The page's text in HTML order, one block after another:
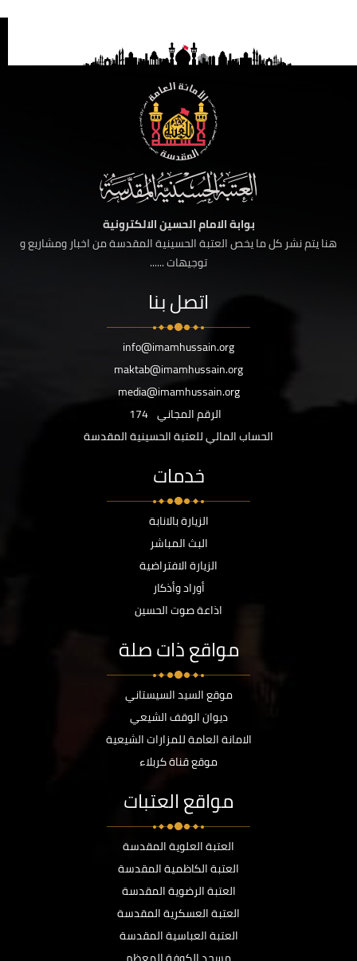
بوابة الامام الحسين الالكترونية
هنا يتم نشر كل ما يخص العتبة الحسينية المقدسة من اخبار ومشاريع و
توجيهات ......
اتصل بنا
info@imamhussain.org
maktab@imamhussain.org
media@imamhussain.org
الرقم المجاني 174
الحساب المالي للعتبة الحسينية المقدسة
خدمات
الزيارة بالانابة
البث المباشر
الزيارة الافتراضية
أوراد وأذكار
اذاعة صوت الحسين
مواقع ذات صلة
موقع السيد السيستاني
ديوان الوقف الشيعي
الامانة العامة للمزارات الشيعية
موقع قناة كربلاء
مواقع العتبات
العتبة العلوية المقدسة
العتبة الكاظمية المقدسة
العتبة الرضوية المقدسة
العتبة العسكرية المقدسة
العتبة العباسية المقدسة